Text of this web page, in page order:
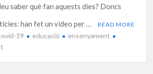
saber què fan aquests dies? Doncs
han fet un vídeo per …
READ MORE
19 educació
ensenyament